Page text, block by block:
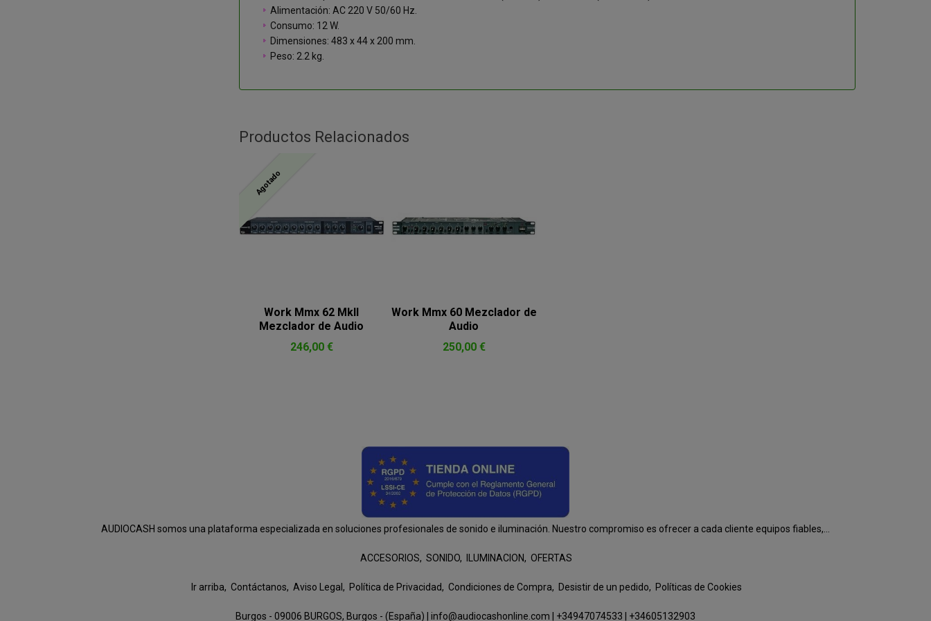
Alimentación: AC 220 V 50/60 Hz.
Consumo: 12 W.
Dimensiones: 483 x 44 x 200 mm.
Peso: 2.2 kg.
Productos Relacionados
Agotado
Work Mmx 62 MkII
Mezclador de Audio
246,00 €
Work Mmx 60 Mezclador de
Audio
250,00 €
AUDIOCASH somos una plataforma especializada en soluciones profesionales de sonido e iluminación. Nuestro compromiso es ofrecer a cada cliente equipos fiables,...
ACCESORIOS SONIDO ILUMINACION OFERTAS
Ir arriba Contáctanos Aviso Legal Política de Privacidad Condiciones de Compra Desistir de un pedido Políticas de Cookies
Burgos - 09006 BURGOS, Burgos - (España) | info@audiocashonline.com | +34947074533 +34605132903